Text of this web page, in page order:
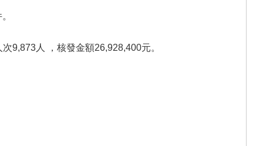
9,873人 ，核發金額26,928,400元。